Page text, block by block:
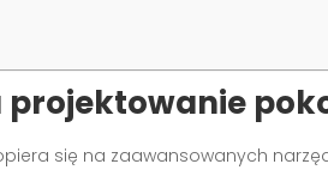
projektowanie
się na zaawansowanych